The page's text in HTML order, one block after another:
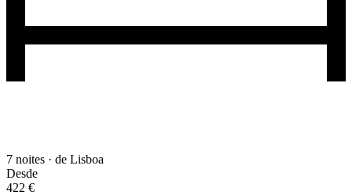
7 noites · de Lisboa
Desde
422 €